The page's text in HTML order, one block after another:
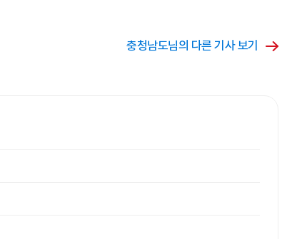
충청남도님의 다른 기사 보기